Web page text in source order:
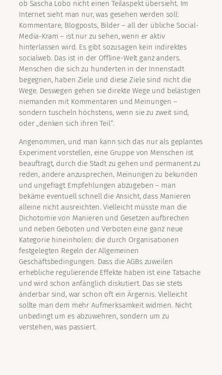
ob Sascha Lobo nicht einen Teilaspekt übersieht. Im
Internet sieht man nur, was gesehen werden soll:
Kommentare, Blogposts, Bilder – all der übliche Social-
Media-Kram – ist nur zu sehen, wenn er aktiv
hinterlassen wird. Es gibt sozusagen kein indirektes
socialweb. Das ist in der Offline-Welt ganz anders.
Menschen die sich zu hunderten in der Innenstadt
begegnen, haben Ziele und diese Ziele sind nicht die
Wege. Deswegen gehen sie direkte Wege und belästigen
niemanden mit Kommentaren und Meinungen –
sondern tuscheln höchstens, wenn sie zu zweit sind,
oder „denken sich ihren Teil“.
Angenommen, und man kann sich das nur als geplantes
Experiment vorstellen, eine Gruppe von Menschen ist
beauftragt, durch die Stadt zu gehen und permanent zu
reden, andere anzusprechen, Meinungen zu bekunden
und ungefragt Empfehlungen abzugeben – man
bekäme eventuell schnell die Ansicht, dass Manieren
alleine nicht ausreichten. Vielleicht müsste man die
Dichotomie von Manieren und Gesetzen aufbrechen
und neben Geboten und Verboten eine ganz neue
Kategorie hineinholen: die durch Organisationen
festgelegten Regeln der Allgemeinen
Geschäftsbedingungen. Dass die AGBs zuweilen
erhebliche regulierende Effekte haben ist eine Tatsache
und wird schon anfänglich diskutiert. Das sie stets
änderbar sind, war schon oft ein Ärgernis. Vielleicht
sollte man dem mehr Aufmerksamkeit widmen. Nicht
unbedingt um es abzuwehren, sondern um zu
verstehen, was passiert.